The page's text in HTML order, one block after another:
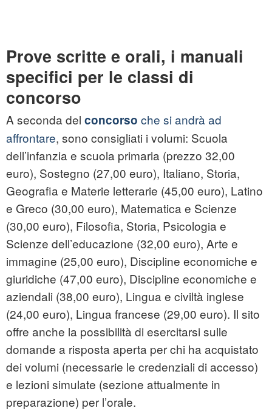
Prove scritte e orali, i manuali
specifici per le classi di
concorso
A seconda del concorso che si andrà ad
affrontare, sono consigliati i volumi: Scuola
dell’infanzia e scuola primaria (prezzo 32,00
euro), Sostegno (27,00 euro), Italiano, Storia,
Geografia e Materie letterarie (45,00 euro), Latino
e Greco (30,00 euro), Matematica e Scienze
(30,00 euro), Filosofia, Storia, Psicologia e
Scienze dell’educazione (32,00 euro), Arte e
immagine (25,00 euro), Discipline economiche e
giuridiche (47,00 euro), Discipline economiche e
aziendali (38,00 euro), Lingua e civiltà inglese
(24,00 euro), Lingua francese (29,00 euro). Il sito
offre anche la possibilità di esercitarsi sulle
domande a risposta aperta per chi ha acquistato
dei volumi (necessarie le credenziali di accesso)
e lezioni simulate (sezione attualmente in
preparazione) per l’orale.